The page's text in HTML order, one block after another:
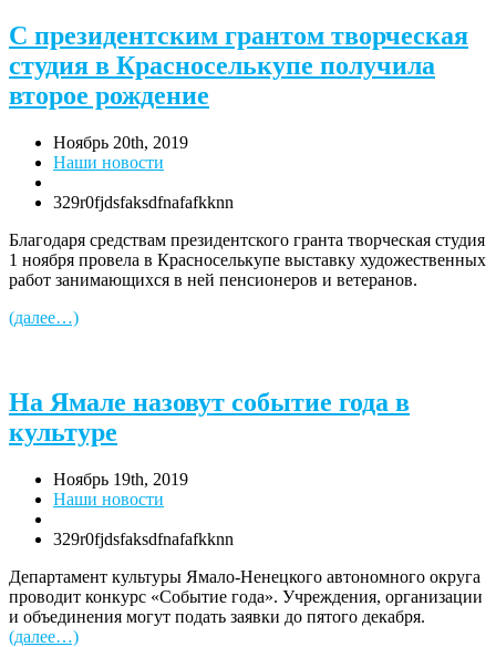
С президентским грантом творческая
студия в Красноселькупе получила
второе рождение
Ноябрь 20th, 2019
Наши новости
329r0fjdsfaksdfnafafkknn
Благодаря средствам президентского гранта творческая студия
1 ноября провела в Красноселькупе выставку художественных
работ занимающихся в ней пенсионеров и ветеранов.
(далее…)
На Ямале назовут событие года в
культуре
Ноябрь 19th, 2019
Наши новости
329r0fjdsfaksdfnafafkknn
Департамент культуры Ямало-Ненецкого автономного округа
проводит конкурс «Событие года». Учреждения, организации
и объединения могут подать заявки до пятого декабря.
(далее…)